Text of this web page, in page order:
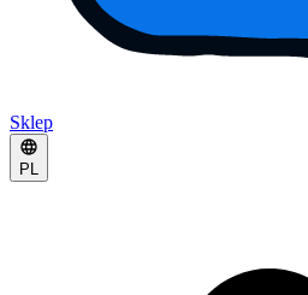
Sklep
PL